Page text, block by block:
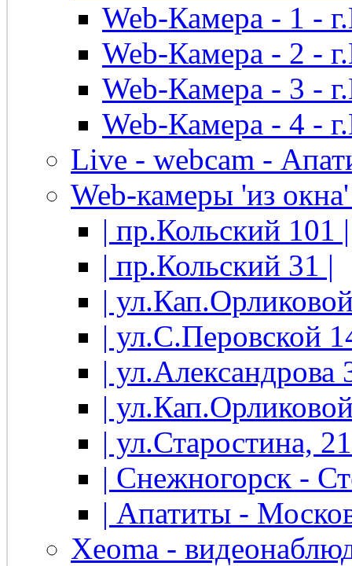
Web-Камера - 1 -
Web-Камера - 2 -
Web-Камера - 3 -
Web-Камера - 4 -
Live - webcam -
Web-камеры 'из
| пр.Кольский 101 |
| пр.Кольский 31 |
|
| ул.С.Перовской
| ул.Александрова
|
| ул.Старостина,
| Снежногорск -
| Апатиты -
Xeoma -